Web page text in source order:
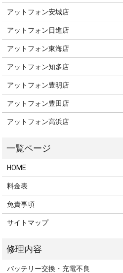
アットフォン安城店
アットフォン日進店
アットフォン東海店
アットフォン知多店
アットフォン豊明店
アットフォン豊田店
アットフォン高浜店
HOME
料金表
免責事項
サイトマップ
バッテリー交換・充電不良